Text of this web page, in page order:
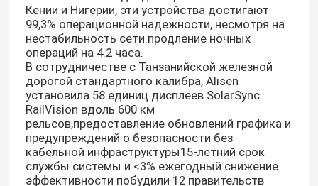
Кении и Нигерии, эти устройства достигают
99,3% операционной надежности, несмотря на
нестабильность сети.продление ночных
операций на 4.2 часа.
В сотрудничестве с Танзанийской железной
дорогой стандартного калибра, Alisen
установила 58 единиц дисплеев SolarSync
RailVision вдоль 600 км
рельсов,предоставление обновлений графика и
предупреждений о безопасности без
кабельной инфраструктуры15-летний срок
службы системы и <3% ежегодный снижение
эффективности побудили 12 правительств